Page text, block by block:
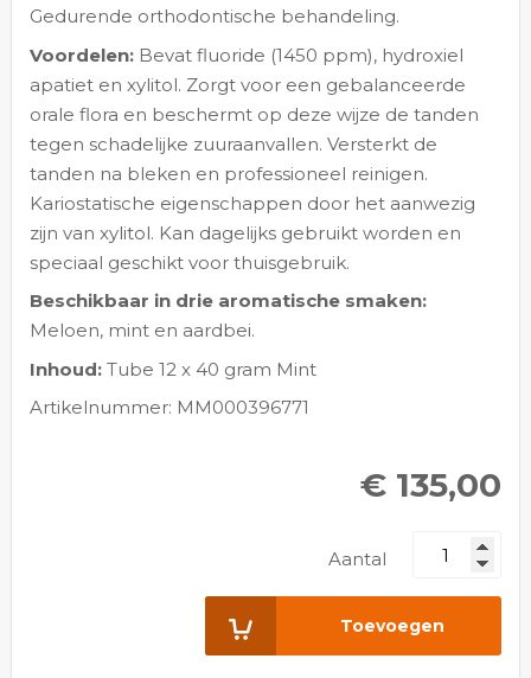
Gedurende orthodontische behandeling.
Voordelen:Bevat fluoride (1450 ppm), hydroxiel
apatiet en xylitol. Zorgt voor een gebalanceerde
orale flora en beschermt op deze wijze de tanden
tegen schadelijke zuuraanvallen. Versterkt de
tanden na bleken en professioneel reinigen.
Kariostatische eigenschappen door het aanwezig
zijn van xylitol. Kan dagelijks gebruikt worden en
speciaal geschikt voor thuisgebruik.
Beschikbaar in drie aromatische smaken:
Meloen, mint en aardbei.
Inhoud:Tube 12 x 40 gram Mint
Artikelnummer: MM000396771
€ 135,00
Aantal
Toevoegen